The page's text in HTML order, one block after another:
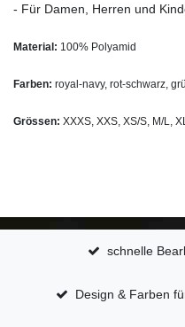
- Für Damen, Herren und
Material: 100% Polyamid
Farben: royal-navy, rot-schwarz,
Grössen: XXXS, XXS, XS/S, M/L,
schnelle
Design & Farben